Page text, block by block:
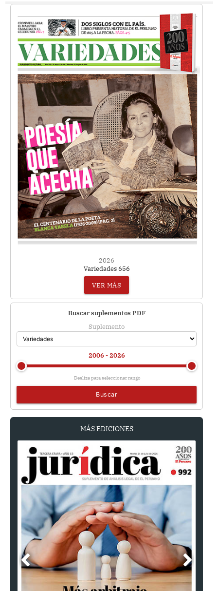
2026
Variedades 656
VER MÁS
Buscar suplementos PDF
Suplemento
2006 - 2026
Desliza para seleccionar rango
Buscar
MÁS EDICIONES